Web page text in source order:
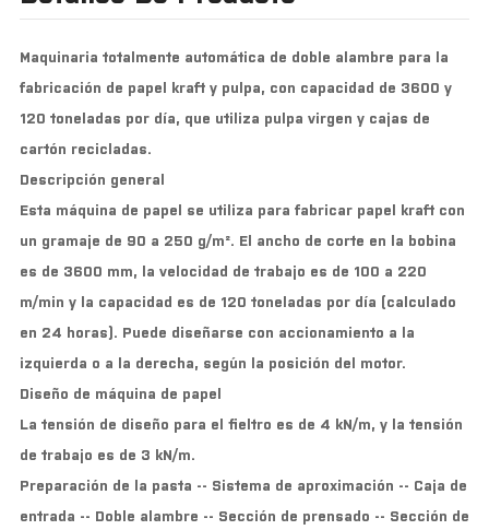
Maquinaria totalmente automática de doble alambre para la
fabricación de papel kraft y pulpa, con capacidad de 3600 y
120 toneladas por día, que utiliza pulpa virgen y cajas de
cartón recicladas.
Descripción general
Esta máquina de papel se utiliza para fabricar papel kraft con
un gramaje de 90 a 250 g/m². El ancho de corte en la bobina
es de 3600 mm, la velocidad de trabajo es de 100 a 220
m/min y la capacidad es de 120 toneladas por día (calculado
en 24 horas). Puede diseñarse con accionamiento a la
izquierda o a la derecha, según la posición del motor.
Diseño de máquina de papel
La tensión de diseño para el fieltro es de 4 kN/m, y la tensión
de trabajo es de 3 kN/m.
Preparación de la pasta -- Sistema de aproximación -- Caja de
entrada -- Doble alambre -- Sección de prensado -- Sección de